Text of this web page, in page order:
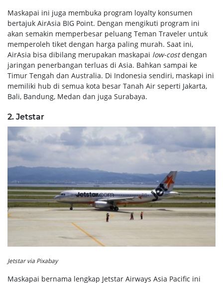
Maskapai ini juga membuka program loyalty konsumen
bertajuk AirAsia BIG Point. Dengan mengikuti program ini
akan semakin memperbesar peluang Teman Traveler untuk
memperoleh tiket dengan harga paling murah. Saat ini,
AirAsia bisa dibilang merupakan maskapai low-costdengan
jaringan penerbangan terluas di Asia. Bahkan sampai ke
Timur Tengah dan Australia. Di Indonesia sendiri, maskapi ini
memiliki hub di semua kota besar Tanah Air seperti Jakarta,
Bali, Bandung, Medan dan juga Surabaya.
2. Jetstar
Jetstar via Pixabay
Maskapai bernama lengkap Jetstar Airways Asia Pacific ini